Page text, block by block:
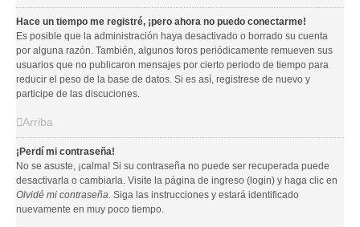
Hace un tiempo me registré, ¡pero ahora no puedo conectarme!
Es posible que la administración haya desactivado o borrado su cuenta
por alguna razón. También, algunos foros periódicamente remueven sus
usuarios que no publicaron mensajes por cierto periodo de tiempo para
reducir el peso de la base de datos. Si es así, registrese de nuevo y
participe de las discuciones.
Arriba
¡Perdí mi contraseña!
No se asuste, ¡calma! Si su contraseña no puede ser recuperada puede
desactivarla o cambiarla. Visite la página de ingreso (login) y haga clic en
Olvidé mi contraseña. Siga las instrucciones y estará identificado
nuevamente en muy poco tiempo.